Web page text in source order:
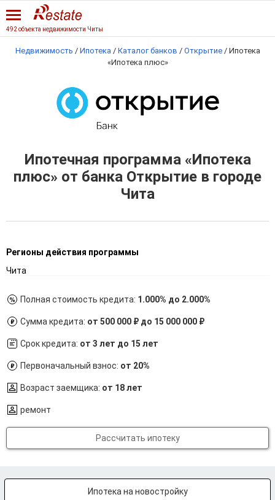
492 объекта недвижимости Читы
Недвижимость / Ипотека / Каталог банков / Открытие / Ипотека
«Ипотека плюс»
Ипотечная программа «Ипотека
плюс» от банка Открытие в городе
Чита
Регионы действия программы
Чита
Полная стоимость кредита: 1.000% до 2.000%
Сумма кредита: от 500 000 ₽ до 15 000 000 ₽
Срок кредита: от 3 лет до 15 лет
Первоначальный взнос: от 20%
Возраст заемщика: от 18 лет
ремонт
Рассчитать ипотеку
Ипотека на новостройку